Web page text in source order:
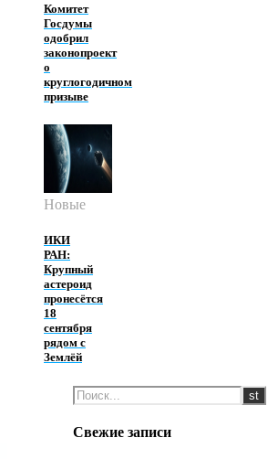
Комитет
Госдумы
одобрил
законопроект
о
круглогодичном
призыве
Новые
ИКИ
РАН:
Крупный
астероид
пронесётся
18
сентября
рядом с
Землёй
Свежие записи